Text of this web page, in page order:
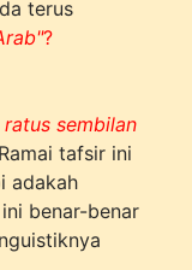
terus
?
sembilan
tafsir ini
adakah
benar-benar